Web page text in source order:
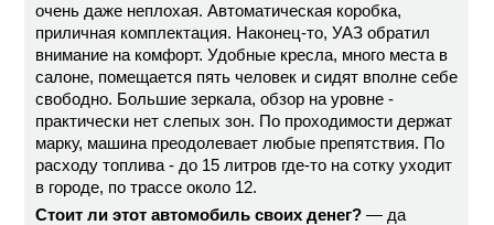
очень даже неплохая. Автоматическая коробка,
приличная комплектация. Наконец-то, УАЗ обратил
внимание на комфорт. Удобные кресла, много места в
салоне, помещается пять человек и сидят вполне себе
свободно. Большие зеркала, обзор на уровне -
практически нет слепых зон. По проходимости держат
марку, машина преодолевает любые препятствия. По
расходу топлива - до 15 литров где-то на сотку уходит
в городе, по трассе около 12.
Стоит ли этот автомобиль своих денег? — да